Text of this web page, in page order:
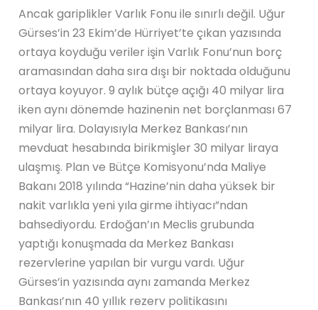
Ancak gariplikler Varlık Fonu ile sınırlı değil. Uğur
Gürses’in 23 Ekim’de Hürriyet’te çıkan yazısında
ortaya koyduğu veriler işin Varlık Fonu’nun borç
aramasından daha sıra dışı bir noktada olduğunu
ortaya koyuyor. 9 aylık bütçe açığı 40 milyar lira
iken aynı dönemde hazinenin net borçlanması 67
milyar lira. Dolayısıyla Merkez Bankası’nın
mevduat hesabında birikmişler 30 milyar liraya
ulaşmış. Plan ve Bütçe Komisyonu’nda Maliye
Bakanı 2018 yılında “Hazine’nin daha yüksek bir
nakit varlıkla yeni yıla girme ihtiyacı”ndan
bahsediyordu. Erdoğan’ın Meclis grubunda
yaptığı konuşmada da Merkez Bankası
rezervlerine yapılan bir vurgu vardı. Uğur
Gürses’in yazısında aynı zamanda Merkez
Bankası’nın 40 yıllık rezerv politikasını